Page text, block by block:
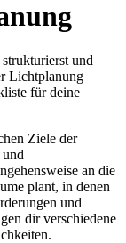
und
Lichtplanung
für deine
Ziele der
an die
plant, in denen
und
dir verschiedene